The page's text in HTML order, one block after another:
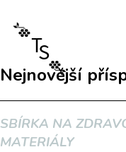
Nejnovější
SBÍRKA NA
MATERIÁLY